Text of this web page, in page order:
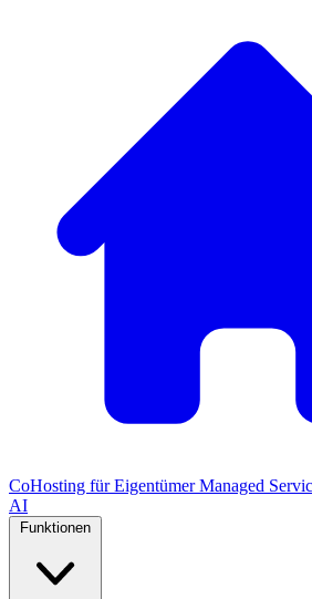
CoHosting für EigentümerManaged
AI